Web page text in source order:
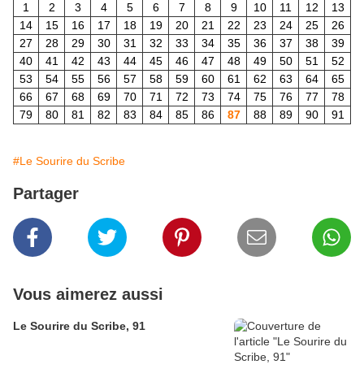
1
2 3 4 5 6 7 8 9 10 11 12
13
14
15 16 17 18 19 20 21 22 23 24 25
26
27
28 29 30 31 32 33 34 35 36 37 38
39
40
41 42 43 44 45 46 47 48 49 50 51
52
53
54 55 56 57 58 59 60 61 62 63 64
65
66
67 68 69 70 71 72 73 74 75 76 77
78
79
80 81 82 83 84 85 86 87 88 89 90 91
#Le Sourire du Scribe
Partager
Vous aimerez aussi
Le Sourire du Scribe, 91